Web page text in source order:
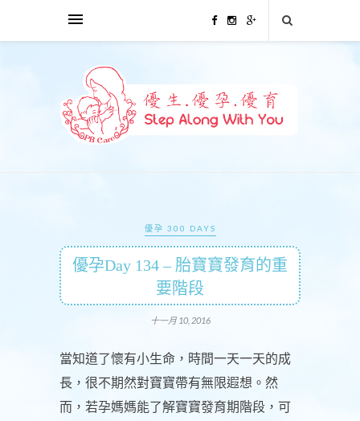
優孕 300 DAYS
優孕Day 134 – 胎寶寶發育的重
要階段
十一月 10, 2016
當知道了懷有小生命，時間一天一天的成
長，很不期然對寶寶帶有無限遐想。然
而，若孕媽媽能了解寶寶發育期階段，可